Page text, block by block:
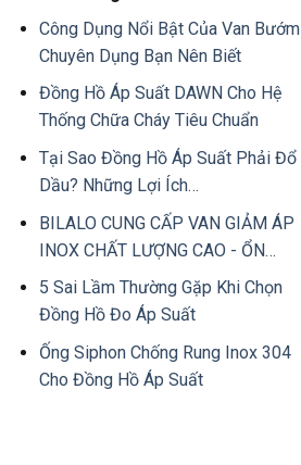
Công Dụng Nổi Bật Của Van Bướm
Chuyên Dụng Bạn Nên Biết
Đồng Hồ Áp Suất DAWN Cho Hệ
Thống Chữa Cháy Tiêu Chuẩn
Tại Sao Đồng Hồ Áp Suất Phải Đổ
Dầu? Những Lợi Ích…
BILALO CUNG CẤP VAN GIẢM ÁP
INOX CHẤT LƯỢNG CAO - ỔN…
5 Sai Lầm Thường Gặp Khi Chọn
Đồng Hồ Đo Áp Suất
Ống Siphon Chống Rung Inox 304
Cho Đồng Hồ Áp Suất